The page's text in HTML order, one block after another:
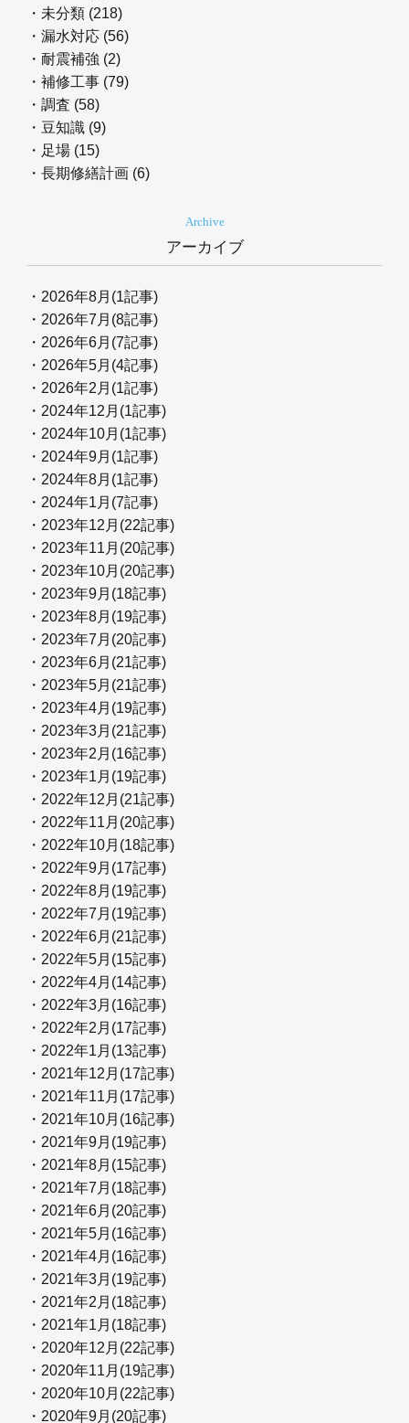
・未分類 (218)
・漏水対応 (56)
・耐震補強 (2)
・補修工事 (79)
・調査 (58)
・豆知識 (9)
・足場 (15)
・長期修繕計画 (6)
Archive
アーカイブ
・2026年8月(1記事)
・2026年7月(8記事)
・2026年6月(7記事)
・2026年5月(4記事)
・2026年2月(1記事)
・2024年12月(1記事)
・2024年10月(1記事)
・2024年9月(1記事)
・2024年8月(1記事)
・2024年1月(7記事)
・2023年12月(22記事)
・2023年11月(20記事)
・2023年10月(20記事)
・2023年9月(18記事)
・2023年8月(19記事)
・2023年7月(20記事)
・2023年6月(21記事)
・2023年5月(21記事)
・2023年4月(19記事)
・2023年3月(21記事)
・2023年2月(16記事)
・2023年1月(19記事)
・2022年12月(21記事)
・2022年11月(20記事)
・2022年10月(18記事)
・2022年9月(17記事)
・2022年8月(19記事)
・2022年7月(19記事)
・2022年6月(21記事)
・2022年5月(15記事)
・2022年4月(14記事)
・2022年3月(16記事)
・2022年2月(17記事)
・2022年1月(13記事)
・2021年12月(17記事)
・2021年11月(17記事)
・2021年10月(16記事)
・2021年9月(19記事)
・2021年8月(15記事)
・2021年7月(18記事)
・2021年6月(20記事)
・2021年5月(16記事)
・2021年4月(16記事)
・2021年3月(19記事)
・2021年2月(18記事)
・2021年1月(18記事)
・2020年12月(22記事)
・2020年11月(19記事)
・2020年10月(22記事)
・2020年9月(20記事)